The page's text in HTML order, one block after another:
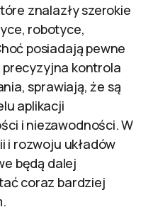
znalazły szerokie
robotyce,
posiadają pewne
precyzyjna kontrola
sprawiają, że są
aplikacji
i niezawodności. W
i rozwoju układów
będą dalej
coraz bardziej